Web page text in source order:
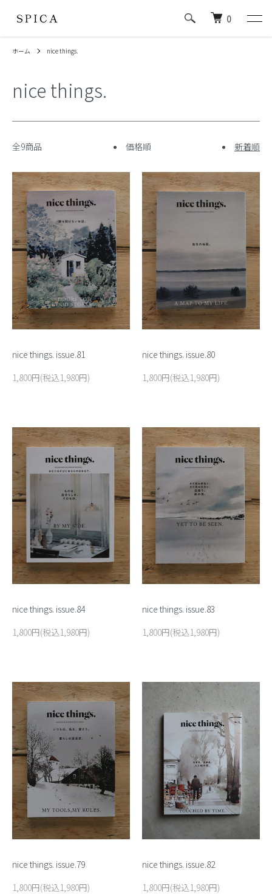
0
ホーム nice things.
nice things.
全9商品 価格順 新着順
nice things. issue.81
1,800円(税込1,980円)
nice things. issue.80
1,800円(税込1,980円)
nice things. issue.84
1,800円(税込1,980円)
nice things. issue.83
1,800円(税込1,980円)
nice things. issue.79
1,800円(税込1,980円)
nice things. issue.82
1,800円(税込1,980円)